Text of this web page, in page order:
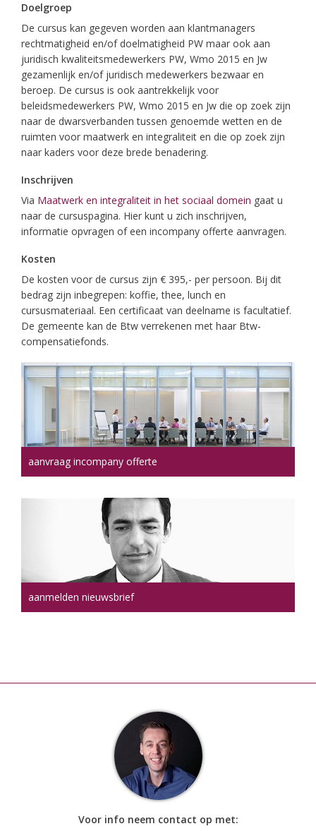
Doelgroep
De cursus kan gegeven worden aan klantmanagers
rechtmatigheid en/of doelmatigheid PW maar ook aan
juridisch kwaliteitsmedewerkers PW, Wmo 2015 en Jw
gezamenlijk en/of juridisch medewerkers bezwaar en
beroep. De cursus is ook aantrekkelijk voor
beleidsmedewerkers PW, Wmo 2015 en Jw die op zoek zijn
naar de dwarsverbanden tussen genoemde wetten en de
ruimten voor maatwerk en integraliteit en die op zoek zijn
naar kaders voor deze brede benadering.
Inschrijven
Via Maatwerk en integraliteit in het sociaal domein gaat u
naar de cursuspagina. Hier kunt u zich inschrijven,
informatie opvragen of een incompany offerte aanvragen.
Kosten
De kosten voor de cursus zijn € 395,- per persoon. Bij dit
bedrag zijn inbegrepen: koffie, thee, lunch en
cursusmateriaal. Een certificaat van deelname is facultatief.
De gemeente kan de Btw verrekenen met haar Btw-
compensatiefonds.
aanvraag incompany offerte
aanmelden nieuwsbrief
Voor info neem contact op met: